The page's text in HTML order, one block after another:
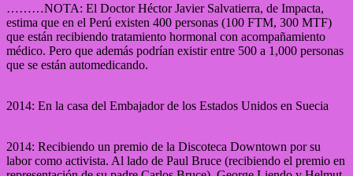
………NOTA: El Doctor Héctor Javier Salvatierra, de Impacta,
estima que en el Perú existen 400 personas (100 FTM, 300 MTF)
que están recibiendo tratamiento hormonal con acompañamiento
médico. Pero que además podrían existir entre 500 a 1,000 personas
que se están automedicando.
2014: En la casa del Embajador de los Estados Unidos en Suecia
2014: Recibiendo un premio de la Discoteca Downtown por su
labor como activista. Al lado de Paul Bruce (recibiendo el premio en